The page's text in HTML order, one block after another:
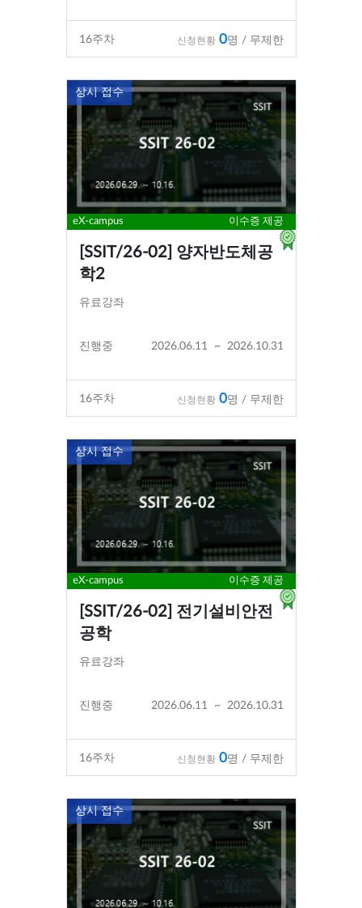
16주차 신청현황 0명 / 무제한
상시 접수
eX-campus 이수증 제공
[SSIT/26-02] 양자반도체공
학2
유료강좌
진행중 2026.06.11 ~ 2026.10.31
16주차 신청현황 0명 / 무제한
상시 접수
eX-campus 이수증 제공
[SSIT/26-02] 전기설비안전
공학
유료강좌
진행중 2026.06.11 ~ 2026.10.31
16주차 신청현황 0명 / 무제한
상시 접수